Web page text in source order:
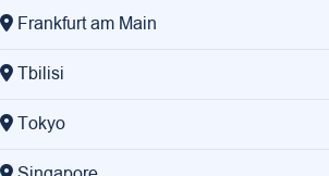
Frankfurt am Main
Tbilisi
Tokyo